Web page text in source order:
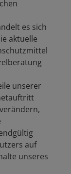
es sich
aktuelle
unserer
auf
unseres